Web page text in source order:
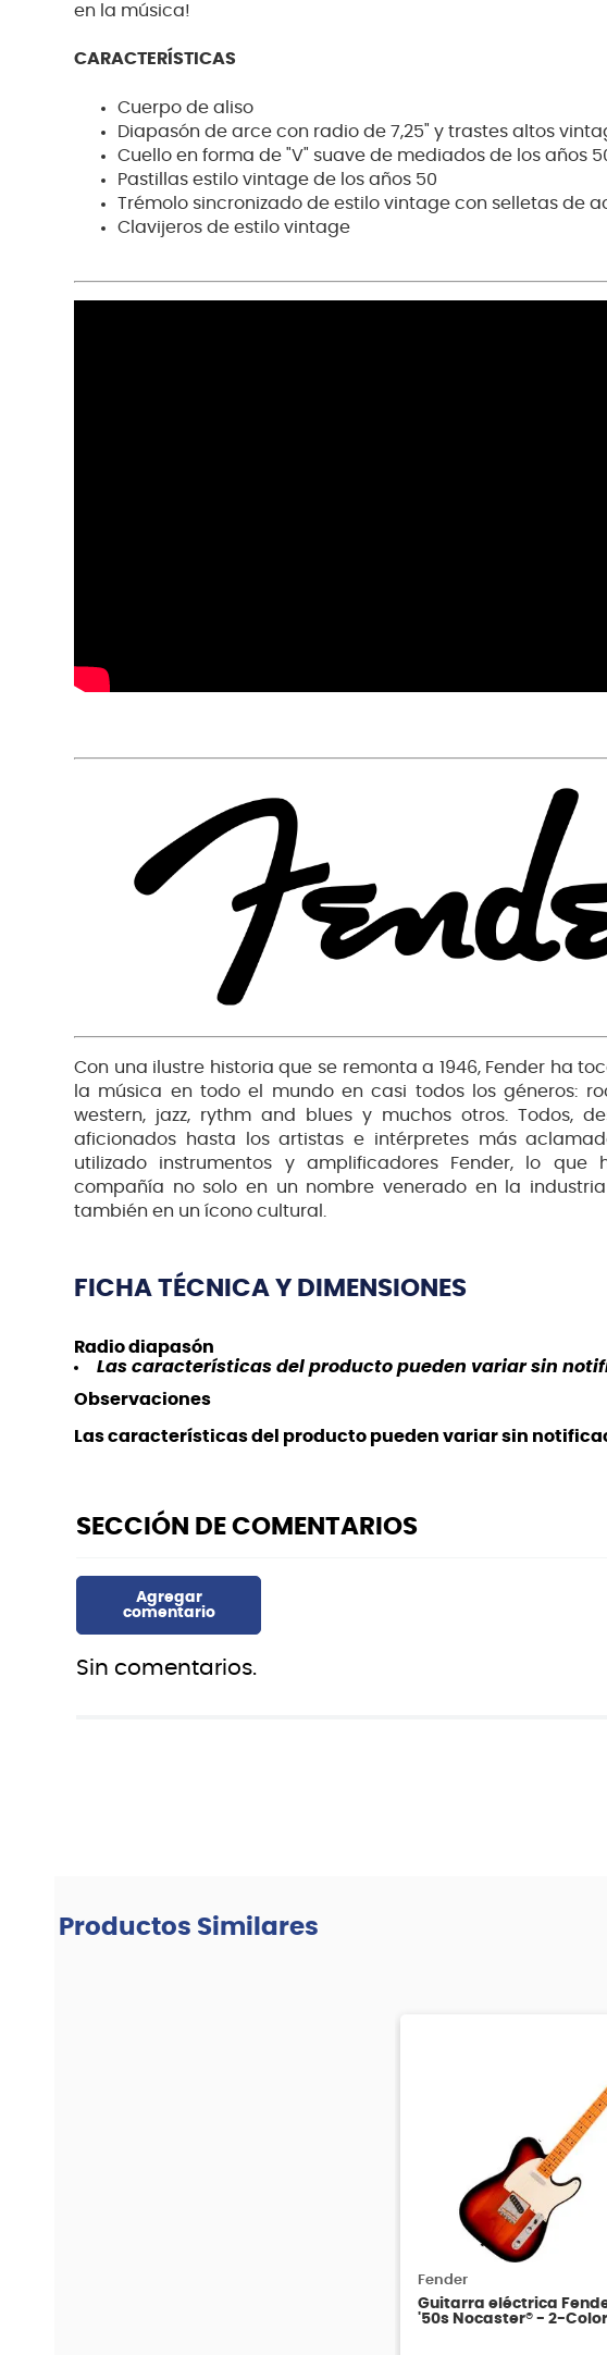
en la música!
CARACTERÍSTICAS
Cuerpo de aliso
Diapasón de arce con radio de 7,25" y trastes altos
Cuello en forma de "V" suave de mediados de los años
Pastillas estilo vintage de los años 50
Trémolo sincronizado de estilo vintage con selletas de
Clavijeros de estilo vintage
Con una ilustre historia que se remonta a 1946, Fender ha
la música en todo el mundo en casi todos los géneros:
western, jazz, rythm and blues y muchos otros. Todos,
aficionados hasta los artistas e intérpretes más
utilizado instrumentos y amplificadores Fender, lo
compañía no solo en un nombre venerado en la
también en un ícono cultural.
FICHA TÉCNICA Y DIMENSIONES
Radio diapasón
Las características del producto pueden variar sin
Observaciones
Las características del producto pueden variar sin
Sin comentarios.
Productos Similares
Fender
Guitarra eléctrica
'50s Nocaster® - 2-